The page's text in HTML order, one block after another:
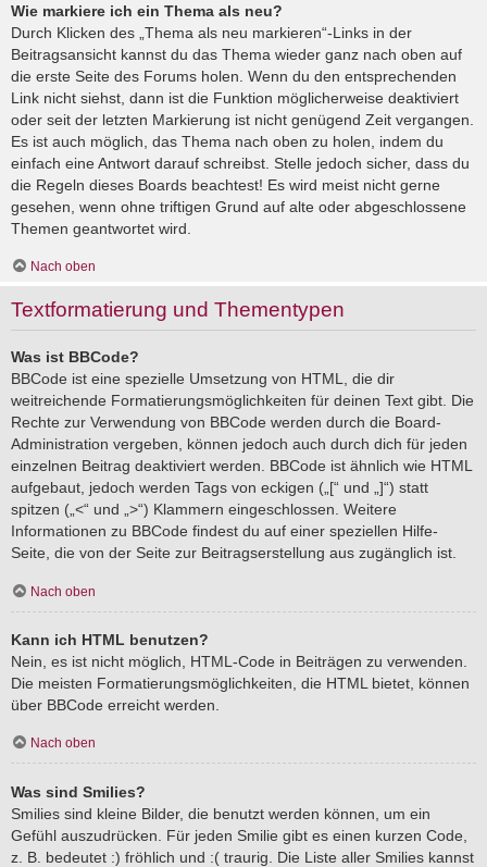
Wie markiere ich ein Thema als neu?
Durch Klicken des „Thema als neu markieren“-Links in der
Beitragsansicht kannst du das Thema wieder ganz nach oben auf
die erste Seite des Forums holen. Wenn du den entsprechenden
Link nicht siehst, dann ist die Funktion möglicherweise deaktiviert
oder seit der letzten Markierung ist nicht genügend Zeit vergangen.
Es ist auch möglich, das Thema nach oben zu holen, indem du
einfach eine Antwort darauf schreibst. Stelle jedoch sicher, dass du
die Regeln dieses Boards beachtest! Es wird meist nicht gerne
gesehen, wenn ohne triftigen Grund auf alte oder abgeschlossene
Themen geantwortet wird.
Nach oben
Textformatierung und Thementypen
Was ist BBCode?
BBCode ist eine spezielle Umsetzung von HTML, die dir
weitreichende Formatierungsmöglichkeiten für deinen Text gibt. Die
Rechte zur Verwendung von BBCode werden durch die Board-
Administration vergeben, können jedoch auch durch dich für jeden
einzelnen Beitrag deaktiviert werden. BBCode ist ähnlich wie HTML
aufgebaut, jedoch werden Tags von eckigen („[“ und „]“) statt
spitzen („<“ und „>“) Klammern eingeschlossen. Weitere
Informationen zu BBCode findest du auf einer speziellen Hilfe-
Seite, die von der Seite zur Beitragserstellung aus zugänglich ist.
Nach oben
Kann ich HTML benutzen?
Nein, es ist nicht möglich, HTML-Code in Beiträgen zu verwenden.
Die meisten Formatierungsmöglichkeiten, die HTML bietet, können
über BBCode erreicht werden.
Nach oben
Was sind Smilies?
Smilies sind kleine Bilder, die benutzt werden können, um ein
Gefühl auszudrücken. Für jeden Smilie gibt es einen kurzen Code,
z. B. bedeutet :) fröhlich und :( traurig. Die Liste aller Smilies kannst